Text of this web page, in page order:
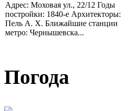
Адрес: Моховая ул., 22/12 Годы
постройки: 1840-е Архитекторы:
Пель А. Х. Ближайшие станции
метро: Чернышевска...
Погода